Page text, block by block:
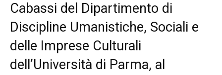
Cabassi del Dipartimento di
Discipline Umanistiche, Sociali e
delle Imprese Culturali
dell’Università di Parma, al